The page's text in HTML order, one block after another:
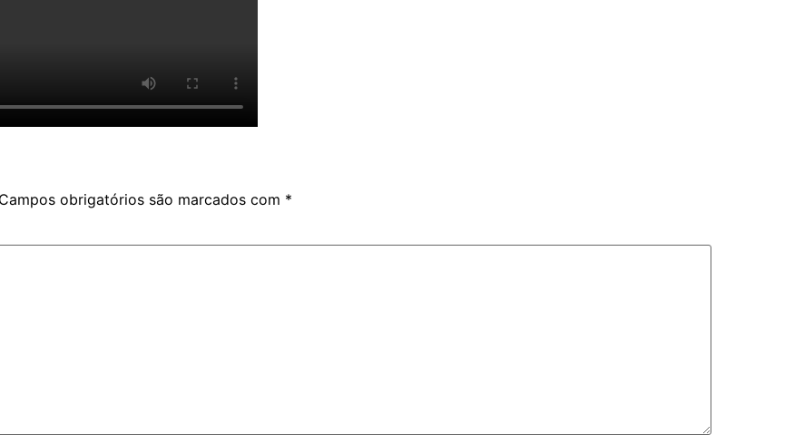
Campos obrigatórios são marcados com *